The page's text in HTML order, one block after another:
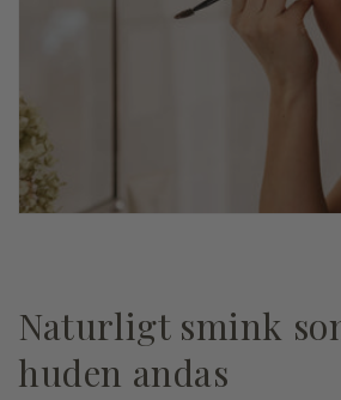
Naturligt smink
huden andas